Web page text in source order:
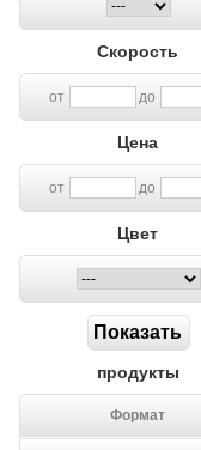
Скорость
от до
Цена
от до
Цвет
продукты
Формат